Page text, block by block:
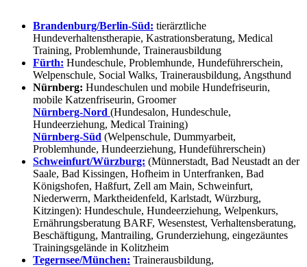
Brandenburg/Berlin-Süd: tierärztliche
Hundeverhaltenstherapie, Kastrationsberatung, Medical
Training, Problemhunde, Trainerausbildung
Fürth: Hundeschule, Problemhunde, Hundeführerschein,
Welpenschule, Social Walks, Trainerausbildung, Angsthund
Nürnberg: Hundeschulen und mobile Hundefriseurin,
mobile Katzenfriseurin, Groomer
Nürnberg-Nord (Hundesalon, Hundeschule,
Hundeerziehung, Medical Training)
Nürnberg-Süd (Welpenschule, Dummyarbeit,
Problemhunde, Hundeerziehung, Hundeführerschein)
Schweinfurt/Würzburg: (Münnerstadt, Bad Neustadt an der
Saale, Bad Kissingen, Hofheim in Unterfranken, Bad
Königshofen, Haßfurt, Zell am Main, Schweinfurt,
Niederwerrn, Marktheidenfeld, Karlstadt, Würzburg,
Kitzingen): Hundeschule, Hundeerziehung, Welpenkurs,
Ernährungsberatung BARF, Wesenstest, Verhaltensberatung,
Beschäftigung, Mantrailing, Grunderziehung, eingezäuntes
Trainingsgelände in Kolitzheim
Tegernsee/München: Trainerausbildung,